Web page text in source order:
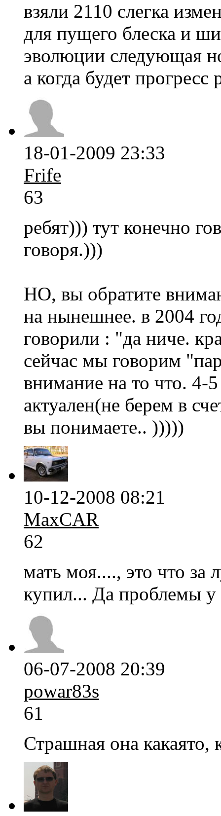
взяли 2110 слегка
для пущего блеска и
эволюции следующая
а когда будет прогресс
18-01-2009 23:33
Frife
63
ребят))) тут конечно
говоря.)))
НО, вы обратите
на нынешнее. в 2004
говорили : "да ниче.
сейчас мы говорим
внимание на то что. 4-
актуален(не берем в
вы понимаете.. )))))
10-12-2008 08:21
MaxCAR
62
мать моя...., это что за
купил... Да проблемы у
06-07-2008 20:39
powar83s
61
Страшная она какаято,